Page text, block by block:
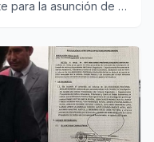
para la asunción de la